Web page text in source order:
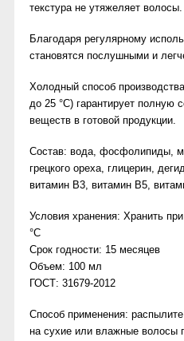
текстура не утяжеляет волосы.
Благодаря регулярному
становятся послушными и
Холодный способ
до 25 °С) гарантирует полную
веществ в готовой продукции.
Состав: вода, фосфолипиды,
грецкого ореха, глицерин,
витамин В3, витамин В5,
Условия хранения: Хранить
°С
Срок годности: 15 месяцев
Объем: 100 мл
ГОСТ: 31679-2012
Способ применения:
на сухие или влажные волосы